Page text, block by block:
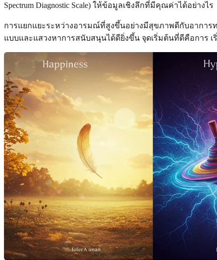
Spectrum Diagnostic Scale) ให้ข้อมูลเชิงลึกที่มีคุณค่าได้อย่างไร
การแยกแยะระหว่างอารมณ์ที่สูงขึ้นอย่างมีสุขภาพดีกับอากา
แบบและแสวงหาการสนับสนุนได้ดียิ่งขึ้น จุดเริ่มต้นที่ดีคือการ เ